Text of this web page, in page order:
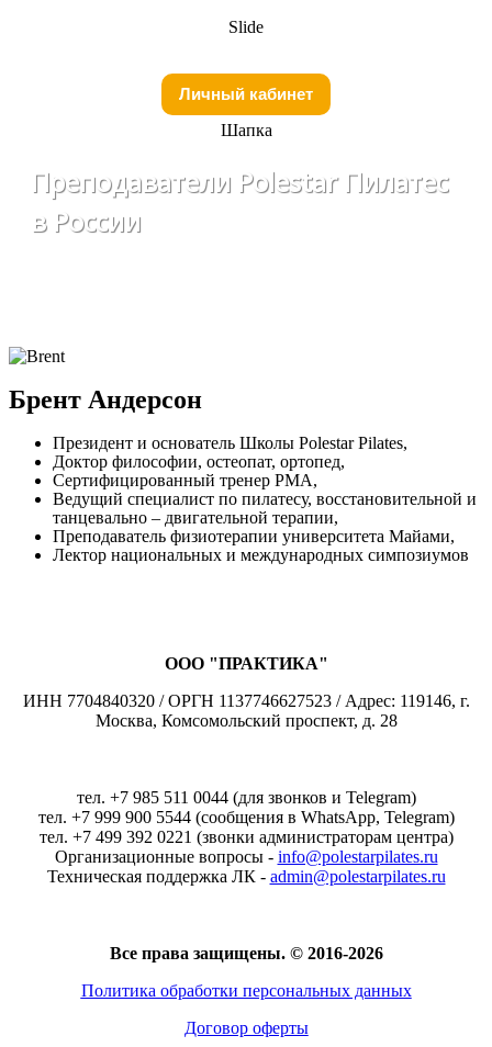
Slide
Личный кабинет
Шапка
Преподаватели Polestar Пилатес
в России
Брент Андерсон
Президент и основатель Школы Polestar Pilates,
Доктор философии, остеопат, ортопед,
Сертифицированный тренер PMA,
Ведущий специалист по пилатесу, восстановительной и
танцевально – двигательной терапии,
Преподаватель физиотерапии университета Майами,
Лектор национальных и международных симпозиумов
ООО "ПРАКТИКА"
ИНН 7704840320 / ОРГН 1137746627523 / Адрес: 119146, г.
Москва, Комсомольский проспект, д. 28
тел. +7 985 511 0044 (для звонков и Telegram)
тел. +7 999 900 5544 (сообщения в WhatsApp, Telegram)
тел. +7 499 392 0221 (звонки администраторам центра)
Организационные вопросы - info@polestarpilates.ru
Техническая поддержка ЛК - admin@polestarpilates.ru
Все права защищены. © 2016-2026
Политика обработки персональных данных
Договор оферты